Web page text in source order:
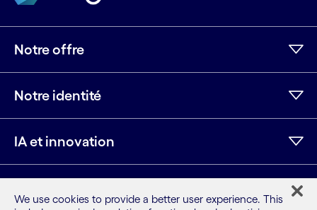
Notre offre
Notre identité
IA et innovation
We use cookies to provide a better user experience. This